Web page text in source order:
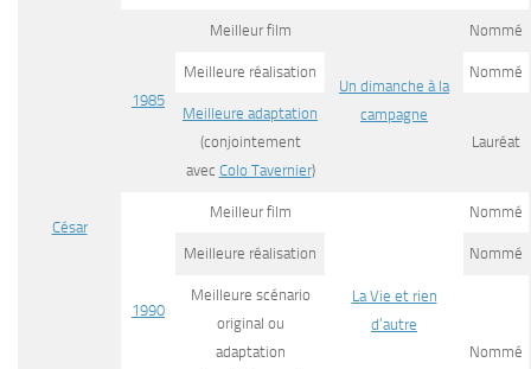
César
1985
Meilleur film
Un dimanche à la
campagne
Nommé
Meilleure réalisation Nommé
Meilleure adaptation
(conjointement
avec Colo Tavernier)
Lauréat
1990
Meilleur film
La Vie et rien
d’autre
Nommé
Meilleure réalisation Nommé
Meilleure scénario
original ou
adaptation
Nommé